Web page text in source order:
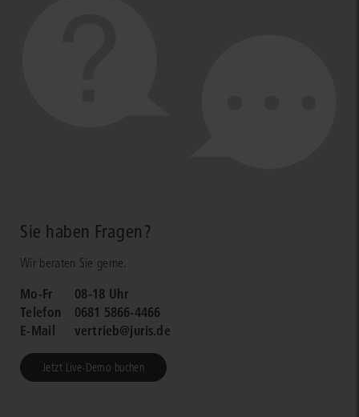
Sie haben Fragen?
Wir beraten Sie gerne.
Mo-Fr
08-18 Uhr
Telefon
0681 5866-4466
E-Mail
vertrieb@juris.de
Jetzt Live-Demo buchen